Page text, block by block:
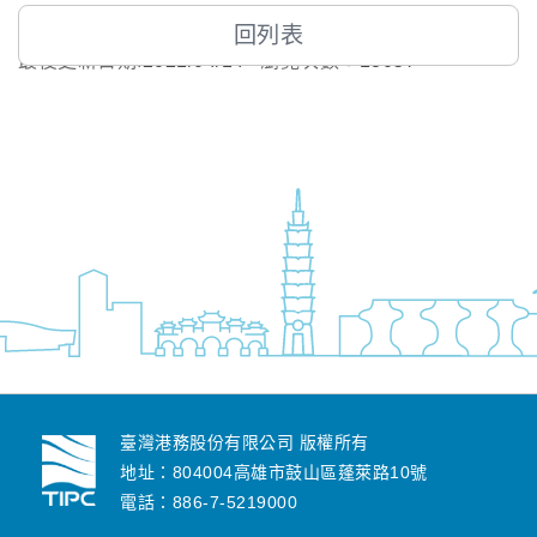
回列表
最後更新日期:2021/04/14瀏覽次數：13057
臺灣港務股份有限公司 版權所有
地址：804004高雄市鼓山區蓬萊路10號
電話：886-7-5219000